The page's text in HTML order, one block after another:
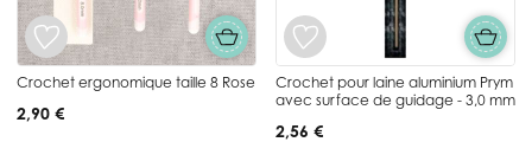
Crochet ergonomique taille 8 Rose
2,90 €
Crochet pour laine aluminium Prym
avec surface de guidage - 3,0 mm
2,56 €